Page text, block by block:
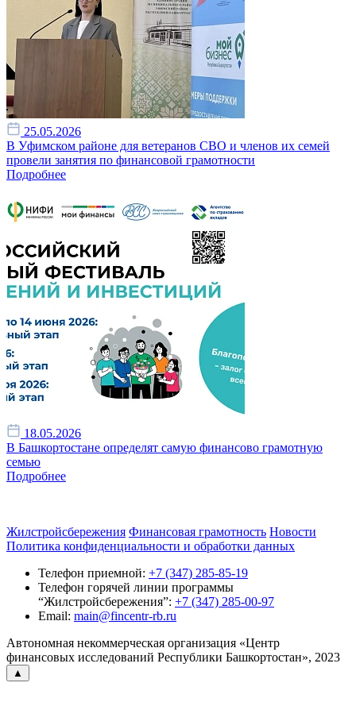
25.05.2026
В Уфимском районе для ветеранов СВО и членов их семей
провели занятия по финансовой грамотности
Подробнее
18.05.2026
В Башкортостане определят самую финансово грамотную
семью
Подробнее
Жилстройсбережения Финансовая грамотность Новости
Политика конфиденциальности и обработки данных
Телефон приемной: +7 (347) 285-85-19
Телефон горячей линии программы
“Жилстройсбережения”: +7 (347) 285-00-97
Email: main@fincentr-rb.ru
Автономная некоммерческая организация «Центр
финансовых исследований Республики Башкортостан», 2023
▲